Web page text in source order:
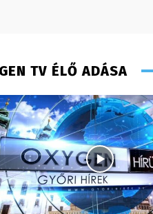
TV ÉLŐ ADÁSA